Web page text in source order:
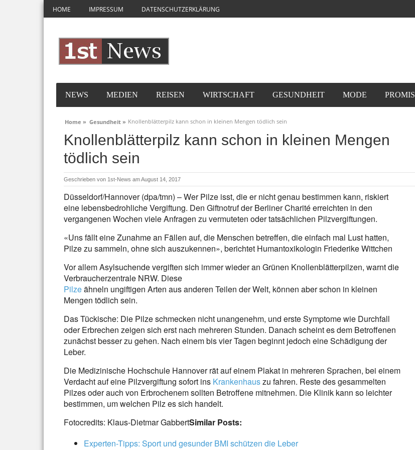
HOME IMPRESSUM DATENSCHUTZERKLÄRUNG
NEWS MEDIEN REISEN WIRTSCHAFT GESUNDHEIT MODE PROMIS
Home » Gesundheit » Knollenblätterpilz kann schon in kleinen Mengen tödlich sein
Knollenblätterpilz kann schon in kleinen Mengen
tödlich sein
Geschrieben von 1st-News am August 14, 2017
Düsseldorf/Hannover (dpa/tmn) – Wer Pilze isst, die er nicht genau bestimmen kann, riskiert
eine lebensbedrohliche Vergiftung. Den Giftnotruf der Berliner Charité erreichten in den
vergangenen Wochen viele Anfragen zu vermuteten oder tatsächlichen Pilzvergiftungen.
«Uns fällt eine Zunahme an Fällen auf, die Menschen betreffen, die einfach mal Lust hatten,
Pilze zu sammeln, ohne sich auszukennen», berichtet Humantoxikologin Friederike Wittchen
Vor allem Asylsuchende vergiften sich immer wieder an Grünen Knollenblätterpilzen, warnt die
Verbraucherzentrale NRW. Diese
Pilzeähneln ungiftigen Arten aus anderen Teilen der Welt, können aber schon in kleinen
Mengen tödlich sein.
Das Tückische: Die Pilze schmecken nicht unangenehm, und erste Symptome wie Durchfall
oder Erbrechen zeigen sich erst nach mehreren Stunden. Danach scheint es dem Betroffenen
zunächst besser zu gehen. Nach einem bis vier Tagen beginnt jedoch eine Schädigung der
Leber.
Die Medizinische Hochschule Hannover rät auf einem Plakat in mehreren Sprachen, bei einem
Verdacht auf eine Pilzvergiftung sofort ins Krankenhauszu fahren. Reste des gesammelten
Pilzes oder auch von Erbrochenem sollten Betroffene mitnehmen. Die Klinik kann so leichter
bestimmen, um welchen Pilz es sich handelt.
Fotocredits: Klaus-Dietmar GabbertSimilar Posts:
Experten-Tipps: Sport und gesunder BMI schützen die Leber